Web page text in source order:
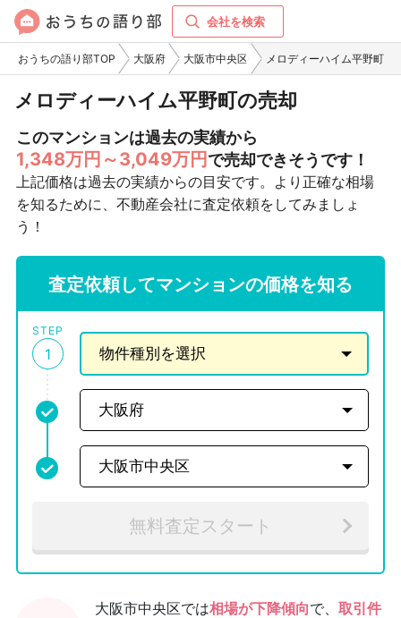
会社を検索
おうちの語り部TOP 大阪府 大阪市中央区 メロディーハイム平野町
メロディーハイム平野町の売却
このマンションは過去の実績から
1,348万円～3,049万円で売却できそうです！
上記価格は過去の実績からの目安です。より正確な相場
を知るために、不動産会社に査定依頼をしてみましょ
う！
査定依頼してマンションの価格を知る
STEP
1
無料査定スタート
大阪市中央区では相場が下降傾向で、 取引件